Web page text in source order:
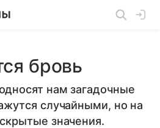
бровь
нам загадочные
случайными, но на
значения.